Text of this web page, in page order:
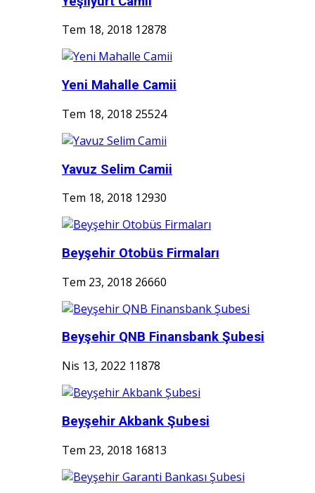
Tem 18, 2018 12878
Yeni Mahalle Camii
Tem 18, 2018 25524
Yavuz Selim Camii
Tem 18, 2018 12930
Beyşehir Otobüs Firmaları
Tem 23, 2018 26660
Beyşehir QNB Finansbank Şubesi
Nis 13, 2022 11878
Beyşehir Akbank Şubesi
Tem 23, 2018 16813